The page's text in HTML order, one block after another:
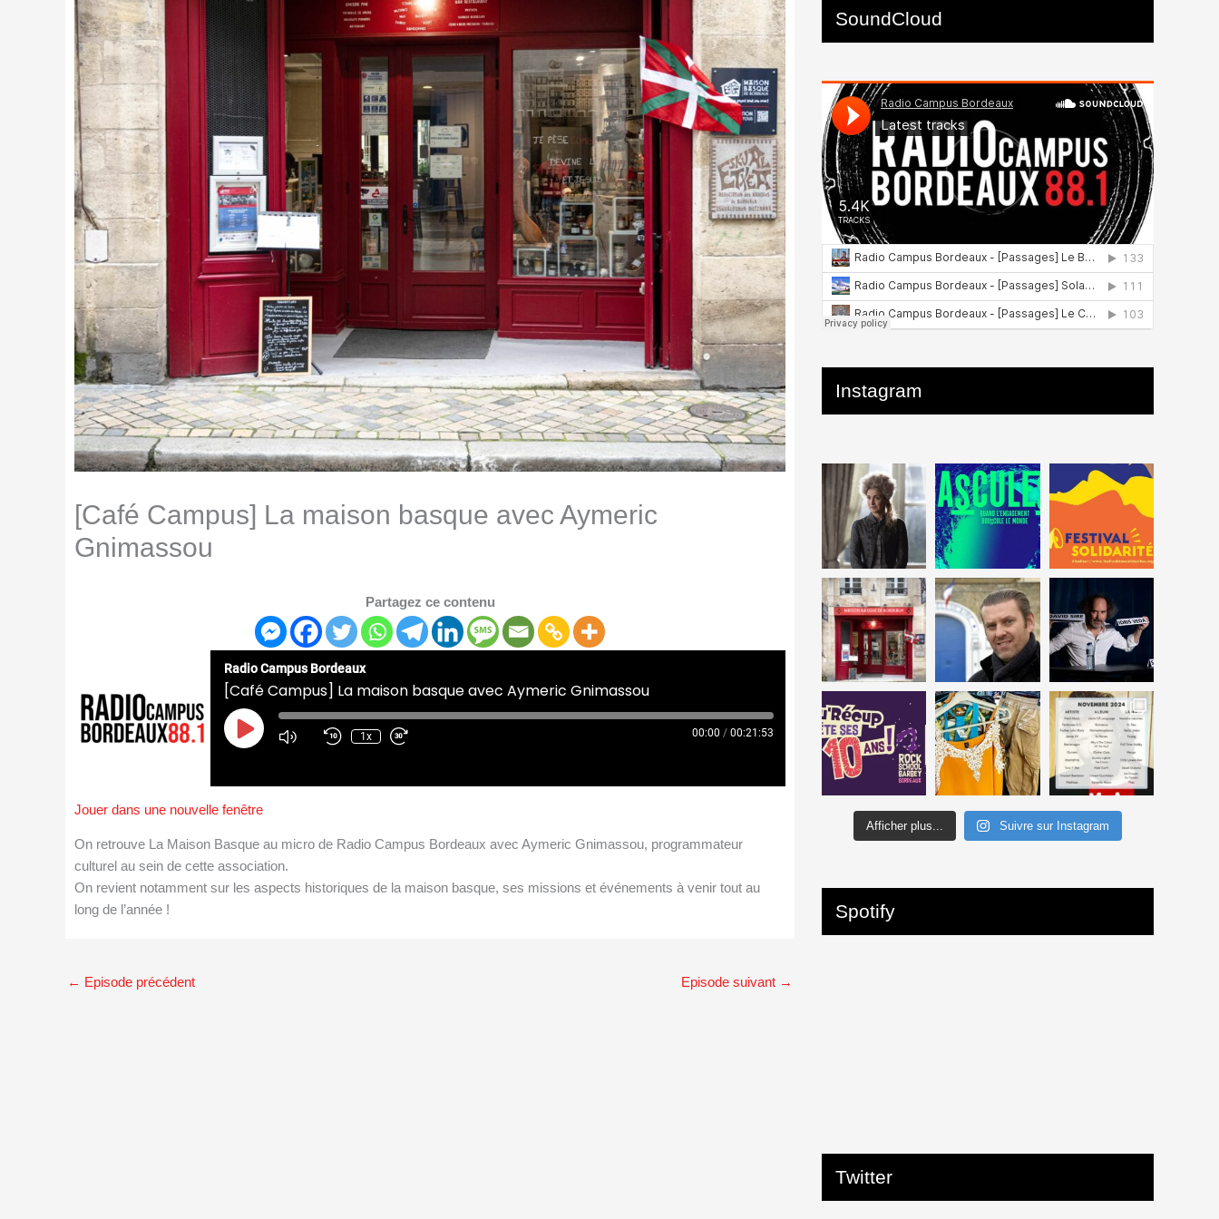
[Café Campus] La maison basque avec Aymeric
Gnimassou
Partagez ce contenu
Radio Campus Bordeaux
[Café Campus] La maison basque avec Aymeric Gnimassou
Play
Episode
1x 00:00 / 00:21:53
Jouer dans une nouvelle fenêtre
On retrouve La Maison Basque au micro de Radio Campus Bordeaux avec Aymeric Gnimassou, programmateur
culturel au sein de cette association.
On revient notamment sur les aspects historiques de la maison basque, ses missions et événements à venir tout au
long de l’année !
← Episode précédent Episode suivant →
SoundCloud
Instagram
Afficher plus... Suivre sur Instagram
Spotify
Twitter